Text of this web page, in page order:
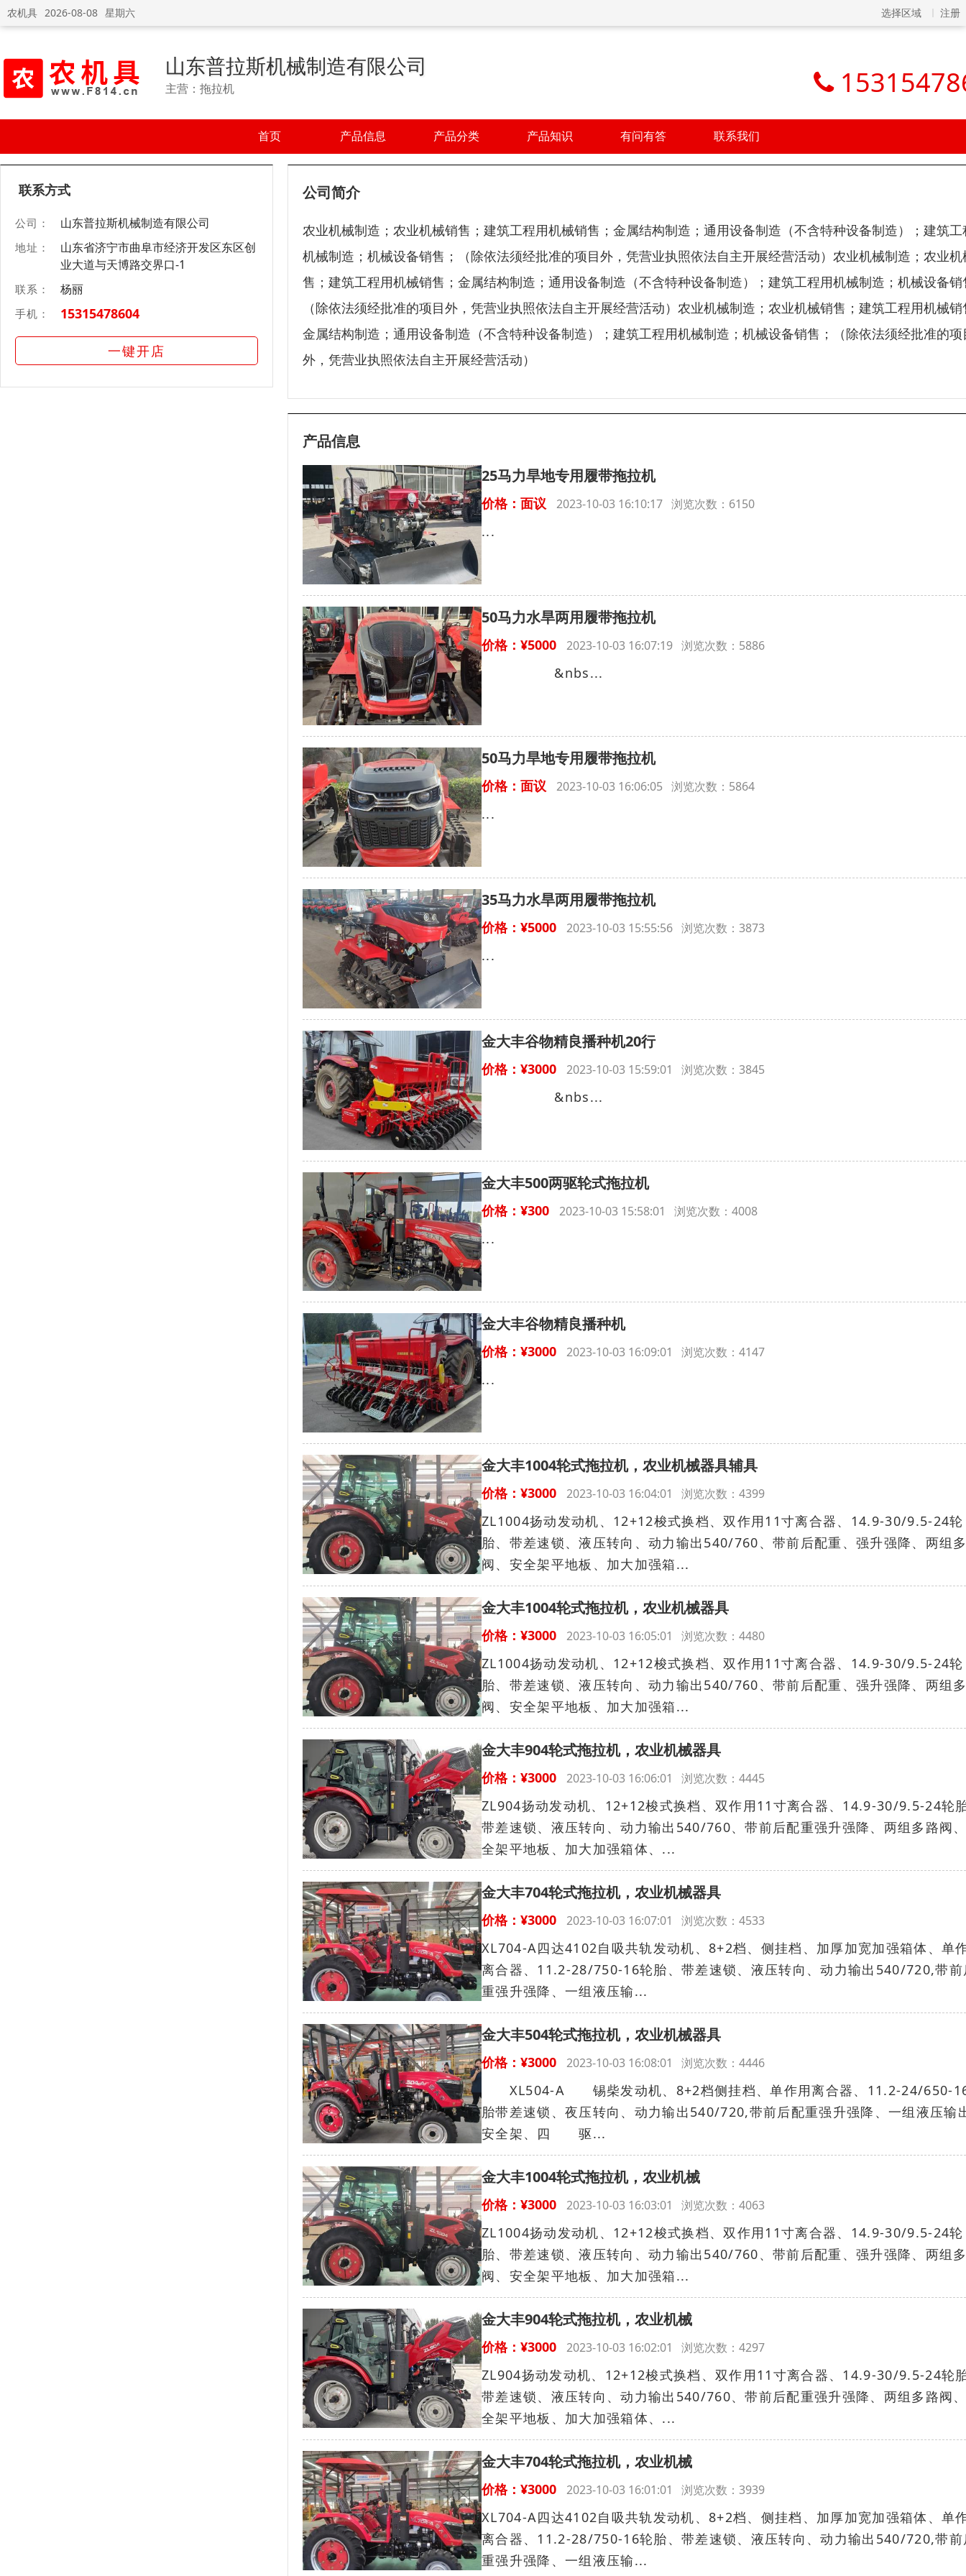
农机具 2026-08-08 星期六 选择区域 注册
山东普拉斯机械制造有限公司
主营：拖拉机
首页 产品信息 产品分类 产品知识 有问有答 联系我们
联系方式
公司： 山东普拉斯机械制造有限公司
地址：
山东省济宁市曲阜市经济开发区东区创
业大道与天博路交界口-1
联系： 杨丽
手机： 15315478604
一键开店
公司简介
农业机械制造；农业机械销售；建筑工程用机械销售；金属结构制造；通用设备制造（不含特种设备制造）；建筑工
机械制造；机械设备销售；（除依法须经批准的项目外，凭营业执照依法自主开展经营活动）农业机械制造；农业机
售；建筑工程用机械销售；金属结构制造；通用设备制造（不含特种设备制造）；建筑工程用机械制造；机械设备销
（除依法须经批准的项目外，凭营业执照依法自主开展经营活动）农业机械制造；农业机械销售；建筑工程用机械
金属结构制造；通用设备制造（不含特种设备制造）；建筑工程用机械制造；机械设备销售；（除依法须经批准的项
外，凭营业执照依法自主开展经营活动）
产品信息
25马力旱地专用履带拖拉机
价格：面议 2023-10-03 16:10:17 浏览次数：6150
...
50马力水旱两用履带拖拉机
价格：¥5000 2023-10-03 16:07:19 浏览次数：5886
&nbs...
50马力旱地专用履带拖拉机
价格：面议 2023-10-03 16:06:05 浏览次数：5864
...
35马力水旱两用履带拖拉机
价格：¥5000 2023-10-03 15:55:56 浏览次数：3873
...
金大丰谷物精良播种机20行
价格：¥3000 2023-10-03 15:59:01 浏览次数：3845
&nbs...
金大丰500两驱轮式拖拉机
价格：¥300 2023-10-03 15:58:01 浏览次数：4008
...
金大丰谷物精良播种机
价格：¥3000 2023-10-03 16:09:01 浏览次数：4147
...
金大丰1004轮式拖拉机，农业机械器具辅具
价格：¥3000 2023-10-03 16:04:01 浏览次数：4399
ZL1004扬动发动机、12+12梭式换档、双作用11寸离合器、14.9-30/9.5-24轮
胎、带差速锁、液压转向、动力输出540/760、带前后配重、强升强降、两组
阀、安全架平地板、加大加强箱...
金大丰1004轮式拖拉机，农业机械器具
价格：¥3000 2023-10-03 16:05:01 浏览次数：4480
ZL1004扬动发动机、12+12梭式换档、双作用11寸离合器、14.9-30/9.5-24轮
胎、带差速锁、液压转向、动力输出540/760、带前后配重、强升强降、两组
阀、安全架平地板、加大加强箱...
金大丰904轮式拖拉机，农业机械器具
价格：¥3000 2023-10-03 16:06:01 浏览次数：4445
ZL904扬动发动机、12+12梭式换档、双作用11寸离合器、14.9-30/9.5-24轮
带差速锁、液压转向、动力输出540/760、带前后配重强升强降、两组多路阀
全架平地板、加大加强箱体、...
金大丰704轮式拖拉机，农业机械器具
价格：¥3000 2023-10-03 16:07:01 浏览次数：4533
XL704-A四达4102自吸共轨发动机、8+2档、侧挂档、加厚加宽加强箱体、单
离合器、11.2-28/750-16轮胎、带差速锁、液压转向、动力输出540/720,带前
重强升强降、一组液压输...
金大丰504轮式拖拉机，农业机械器具
价格：¥3000 2023-10-03 16:08:01 浏览次数：4446
XL504-A 锡柴发动机、8+2档侧挂档、单作用离合器、11.2-24/650-
胎带差速锁、夜压转向、动力输出540/720,带前后配重强升强降、一组液压输
安全架、四 驱...
金大丰1004轮式拖拉机，农业机械
价格：¥3000 2023-10-03 16:03:01 浏览次数：4063
ZL1004扬动发动机、12+12梭式换档、双作用11寸离合器、14.9-30/9.5-24轮
胎、带差速锁、液压转向、动力输出540/760、带前后配重、强升强降、两组
阀、安全架平地板、加大加强箱...
金大丰904轮式拖拉机，农业机械
价格：¥3000 2023-10-03 16:02:01 浏览次数：4297
ZL904扬动发动机、12+12梭式换档、双作用11寸离合器、14.9-30/9.5-24轮
带差速锁、液压转向、动力输出540/760、带前后配重强升强降、两组多路阀
全架平地板、加大加强箱体、...
金大丰704轮式拖拉机，农业机械
价格：¥3000 2023-10-03 16:01:01 浏览次数：3939
XL704-A四达4102自吸共轨发动机、8+2档、侧挂档、加厚加宽加强箱体、单
离合器、11.2-28/750-16轮胎、带差速锁、液压转向、动力输出540/720,带前
重强升强降、一组液压输...